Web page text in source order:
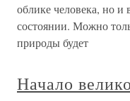
облике человека, но и
состоянии. Можно
природы будет
Начало